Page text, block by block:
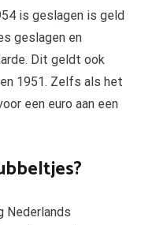
is geslagen is geld
geslagen en
Dit geldt ook
1951. Zelfs als het
een euro aan een
Nederlands